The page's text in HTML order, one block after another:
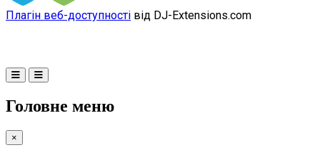
Плагін веб-доступності від DJ-Extensions.com
Головне меню
×